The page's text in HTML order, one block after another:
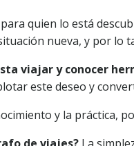
quien lo está
nueva, y por
viajar y conocer
este deseo y
y la